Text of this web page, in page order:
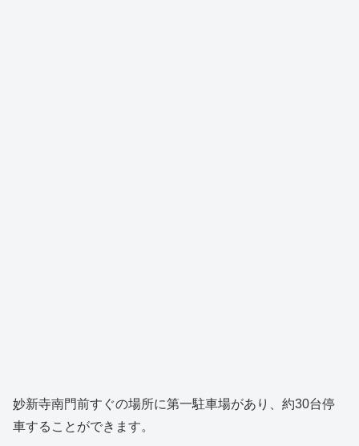
妙新寺南門前すぐの場所に第一駐車場があり、約30台停
車することができます。